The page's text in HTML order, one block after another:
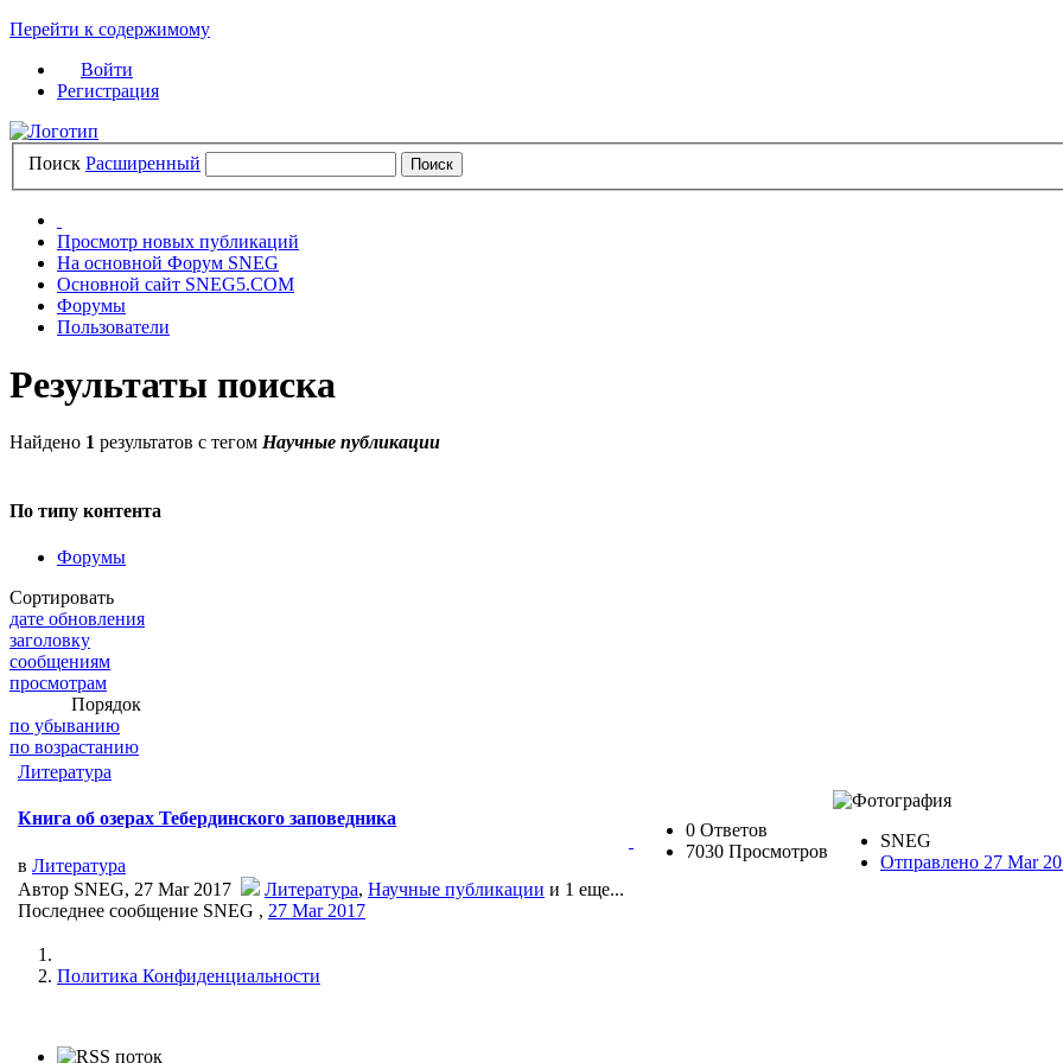
Перейти к содержимому
Войти
Регистрация
Поиск Расширенный
Просмотр новых публикаций
На основной Форум SNEG
Основной сайт SNEG5.COM
Форумы
Пользователи
Результаты поиска
Найдено 1 результатов с тегом Научные публикации
По типу контента
Форумы
Сортировать
дате обновления
заголовку
сообщениям
просмотрам
Порядок
по убыванию
по возрастанию
Литература
Книга об озерах Тебердинского заповедника
в Литература
Автор SNEG, 27 Mar 2017
Литература, Научные публикации и 1 еще...
Последнее сообщение SNEG , 27 Mar 2017
0 Ответов
7030 Просмотров
SNEG
Отправлено 27 Mar
Политика Конфиденциальности